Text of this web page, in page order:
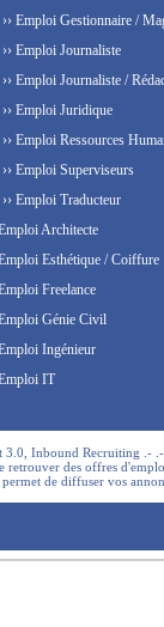
›› Emploi Gestionnaire /
›› Emploi Journaliste
›› Emploi Journaliste /
›› Emploi Juridique
›› Emploi Ressources
›› Emploi Superviseurs
›› Emploi Traducteur
Emploi Architecte
Emploi Esthétique / Coiffure
Freelance
Emploi Génie Civil
Emploi Ingénieur
Emploi IT
3.0, Inbound Recruiting .-
retrouver des offres
de diffuser vos